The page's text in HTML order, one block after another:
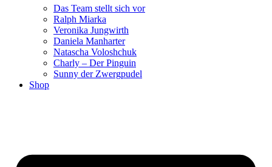
Das Team stellt sich vor
Ralph Miarka
Veronika Jungwirth
Daniela Manharter
Natascha Voloshchuk
Charly – Der Pinguin
Sunny der Zwergpudel
Shop